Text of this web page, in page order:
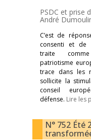
PSDC et prise
André
C’est de
consenti et de
traite
patriotisme
trace dans les
sollicite la
conseil
défense. Lire les
N° 752 Été